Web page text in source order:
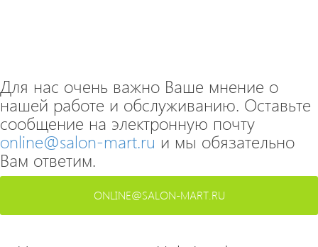
Для нас очень важно Ваше мнение о
нашей работе и обслуживанию. Оставьте
сообщение на электронную почту
online@salon-mart.ru и мы обязательно
Вам ответим.
ONLINE@SALON-MART.RU